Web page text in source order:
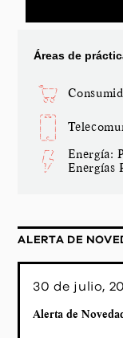
Áreas de
Energía:
Energías
ALERTA DE
30 de julio,
Alerta de